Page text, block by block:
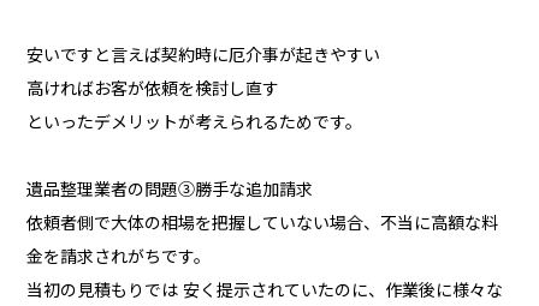
安いですと言えば契約時に厄介事が起きやすい
高ければお客が依頼を検討し直す
といったデメリットが考えられるためです。
遺品整理業者の問題③勝手な追加請求
依頼者側で大体の相場を把握していない場合、不当に高額な料
金を請求されがちです。
当初の見積もりでは 安く提示されていたのに、作業後に様々な